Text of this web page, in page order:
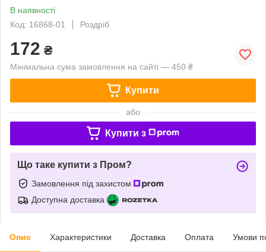
В наявності
Код: 16868-01
Роздріб
172 ₴
Мінімальна сума замовлення на сайті — 450 ₴
Купити
або
Купити з
Що таке купити з Пром?
Замовлення під захистом
Доступна доставка
Опис Характеристики Доставка Оплата Умови